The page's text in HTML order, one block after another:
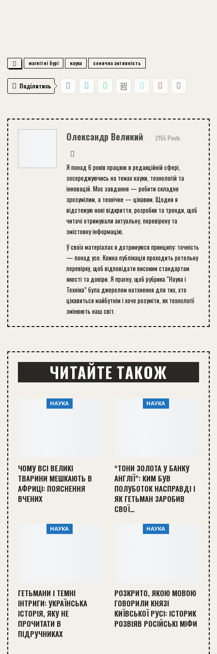
магнітні бурі наука сонячна активність
Поділитись
Олександр Великий 2155 Posts
Я понад 6 років працюю в редакційній сфері,
зосереджуючись на темах науки, технологій та
інновацій. Моє завдання — робити складне
зрозумілим, а технічне — цікавим. Щодня я
відстежую нові відкриття, розробки та тренди, щоб
читачі отримували актуальну, перевірену та
змістовну інформацію.
У своїх матеріалах я дотримуюся принципу: точність
— понад усе. Кожна публікація проходить ретельну
перевірку, щоб відповідати високим стандартам
якості та довіри. Я прагну, щоб рубрика “Наука і
Техніка” була джерелом натхнення для тих, хто
цікавиться майбутнім і хоче розуміти, як технології
змінюють наш світ.
ЧИТАЙТЕ ТАКОЖ
НАУКА
ЧОМУ ВСІ ВЕЛИКІ
ТВАРИНИ МЕШКАЮТЬ В
АФРИЦІ: ПОЯСНЕННЯ
ВЧЕНИХ
НАУКА
“ТОНИ ЗОЛОТА У БАНКУ
АНГЛІЇ”: КИМ БУВ
ПОЛУБОТОК НАСПРАВДІ І
ЯК ГЕТЬМАН ЗАРОБИВ
СВОЇ…
НАУКА
ГЕТЬМАНИ І ТЕМНІ
ІНТРИГИ: УКРАЇНСЬКА
ІСТОРІЯ, ЯКУ НЕ
ПРОЧИТАТИ В
ПІДРУЧНИКАХ
НАУКА
РОЗКРИТО, ЯКОЮ МОВОЮ
ГОВОРИЛИ КНЯЗІ
КИЇВСЬКОЇ РУСІ: ІСТОРИК
РОЗВІЯВ РОСІЙСЬКІ МІФИ